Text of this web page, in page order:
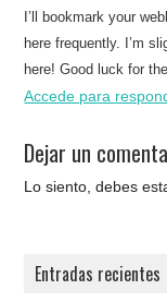
I’ll bookmark your
here frequently. I’m
here! Good luck for
Accede para
Dejar un
Lo siento, debes
Entradas recientes